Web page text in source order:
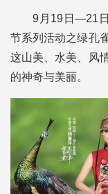
9月19日—21
节系列活动之绿孔
这山美、水美、风
的神奇与美丽。